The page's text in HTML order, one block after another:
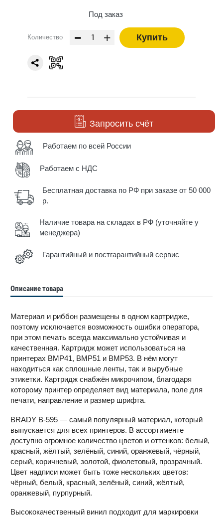
Под заказ
Количество - + Купить
Запросить счёт
Работаем по всей России
Работаем с НДС
Бесплатная доставка по РФ при заказе от 50 000
р.
Наличие товара на складах в РФ (уточняйте у
менеджера)
Гарантийный и постгарантийный сервис
Описание товара
Материал и риббон размещены в одном картридже,
поэтому исключается возможность ошибки оператора,
при этом печать всегда максимально устойчивая и
качественная. Картридж может использоваться на
принтерах BMP41, BMP51 и BMP53. В нём могут
находиться как сплошные ленты, так и вырубные
этикетки. Картридж снабжён микрочипом, благодаря
которому принтер определяет вид материала, поле для
печати, направление и размер шрифта.
BRADY B-595 — самый популярный материал, который
выпускается для всех принтеров. В ассортименте
доступно огромное количество цветов и оттенков: белый,
красный, жёлтый, зелёный, синий, оранжевый, чёрный,
серый, коричневый, золотой, фиолетовый, прозрачный.
Цвет надписи может быть тоже нескольких цветов:
чёрный, белый, красный, зелёный, синий, жёлтый,
оранжевый, пурпурный.
Высококачественный винил подходит для маркировки